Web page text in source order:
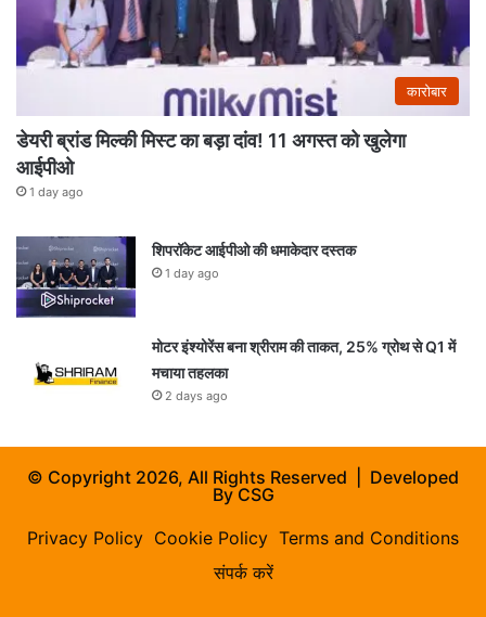
कारोबार
डेयरी ब्रांड मिल्की मिस्ट का बड़ा दांव! 11 अगस्त को खुलेगा
आईपीओ
1 day ago
शिपरॉकेट आईपीओ की धमाकेदार दस्तक
1 day ago
मोटर इंश्योरेंस बना श्रीराम की ताकत, 25% ग्रोथ से Q1 में
मचाया तहलका
2 days ago
© Copyright 2026, All Rights Reserved | Developed
ByCSG
Privacy Policy Cookie Policy Terms and Conditions
संपर्क करें